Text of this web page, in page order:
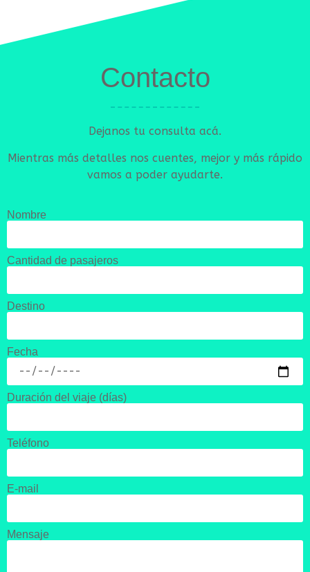
Contacto
Dejanos tu consulta acá.
Mientras más detalles nos cuentes, mejor y más rápido
vamos a poder ayudarte.
Nombre
Cantidad de pasajeros
Destino
Fecha
Duración del viaje (días)
Teléfono
E-mail
Mensaje